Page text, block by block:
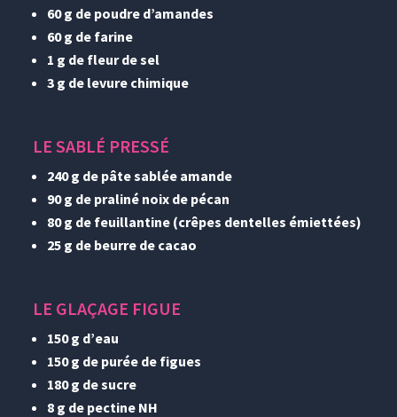
60 g de poudre d’amandes
60 g de farine
1 g de fleur de sel
3 g de levure chimique
LE SABLÉ PRESSÉ
240 g de pâte sablée amande
90 g de praliné noix de pécan
80 g de feuillantine (crêpes dentelles émiettées)
25 g de beurre de cacao
LE GLAÇAGE FIGUE
150 g d’eau
150 g de purée de figues
180 g de sucre
8 g de pectine NH